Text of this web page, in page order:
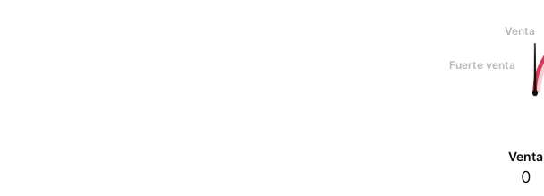
Venta
Fuerte venta
Venta
0